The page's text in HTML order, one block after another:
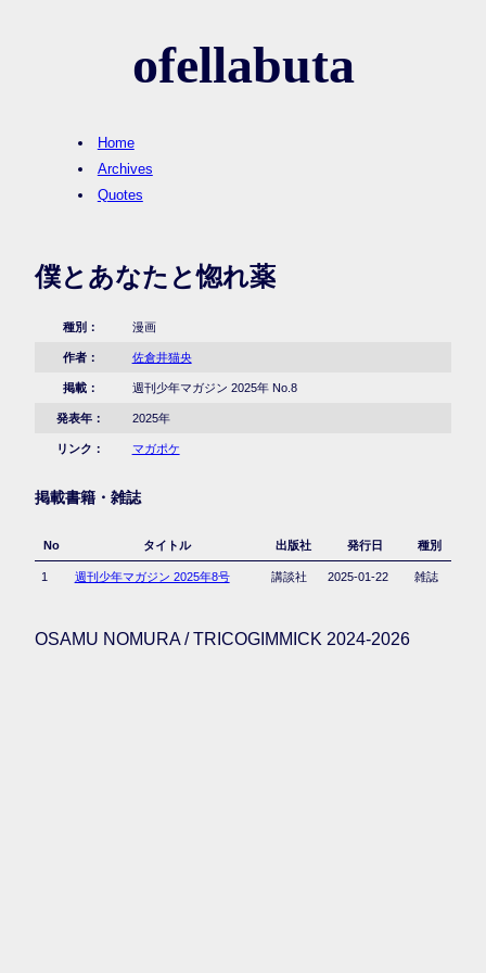
ofellabuta
Home
Archives
Quotes
僕とあなたと惚れ薬
種別： 漫画
作者： 佐倉井猫央
掲載： 週刊少年マガジン 2025年 No.8
発表年： 2025年
リンク： マガポケ
掲載書籍・雑誌
No タイトル 出版社 発行日 種別
1 週刊少年マガジン 2025年8号 講談社 2025-01-22 雑誌
OSAMU NOMURA / TRICOGIMMICK 2024-2026